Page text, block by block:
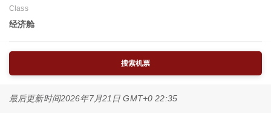
Class
经济舱
搜索机票
最后更新时间2026年7月21日 GMT+0 22:35